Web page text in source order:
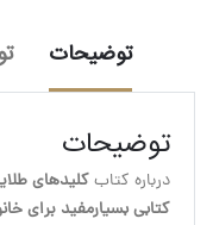
توضیحات
توضیحات
درباره کتاب کلیدهای
کتابی بسیارمفید برای